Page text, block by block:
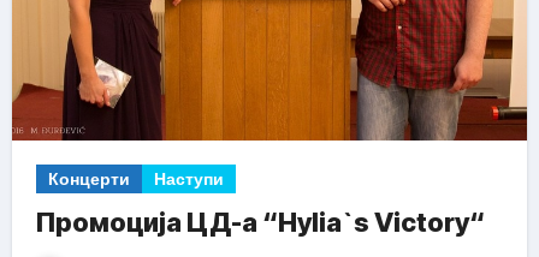
Концерти Наступи
Промоција ЦД-а “Hylia`s Victory“